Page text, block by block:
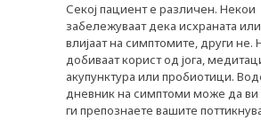
Секој пациент е различен. Некои
забележуваат дека исхраната
влијаат на симптомите, други не.
добиваат корист од јога,
акупунктура или пробиотици.
дневник на симптоми може да ви
ги препознаете вашите